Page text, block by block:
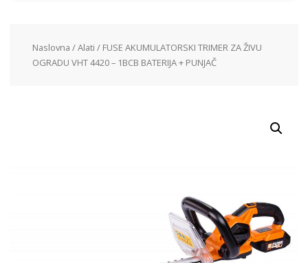
Naslovna /Alati / FUSE AKUMULATORSKI TRIMER ZA ŽIVU
OGRADU VHT 4420 – 1BCB BATERIJA + PUNJAČ